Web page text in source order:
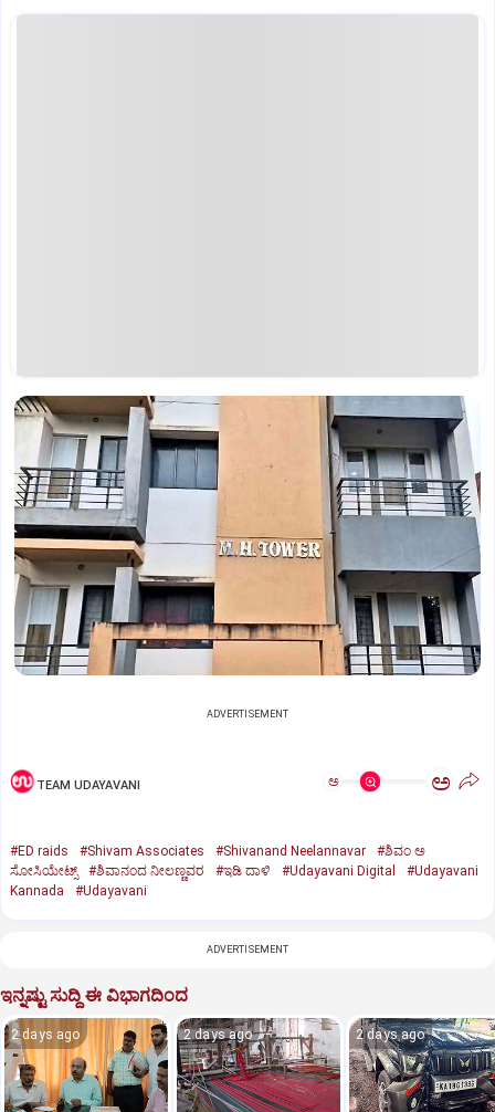
ADVERTISEMENT
TEAM UDAYAVANI ಅ ಅ
#ED raids #Shivam Associates #Shivanand Neelannavar
#ಶಿವಂ ಅ
ಸೋಸಿಯೇಟ್ಸ್
#ಶಿವಾನಂದ ನೀಲಣ್ಣವರ #ಇಡಿ ದಾಳಿ #Udayavani Digital
#Udayavani
Kannada
#Udayavani
ADVERTISEMENT
ಇನ್ನಷ್ಟು ಸುದ್ದಿ ಈ ವಿಭಾಗದಿಂದ
2 days ago 2 days ago 2 days ago